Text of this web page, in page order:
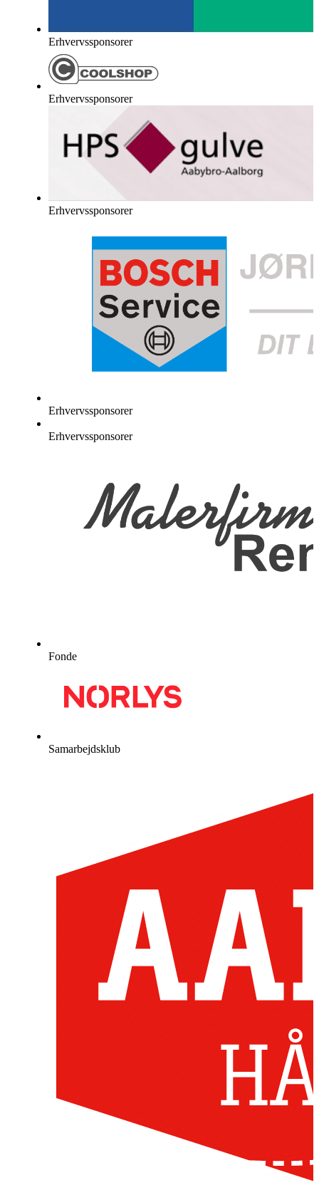
Erhvervssponsorer
Erhvervssponsorer
Erhvervssponsorer
Erhvervssponsorer
Erhvervssponsorer
Fonde
Samarbejdsklub